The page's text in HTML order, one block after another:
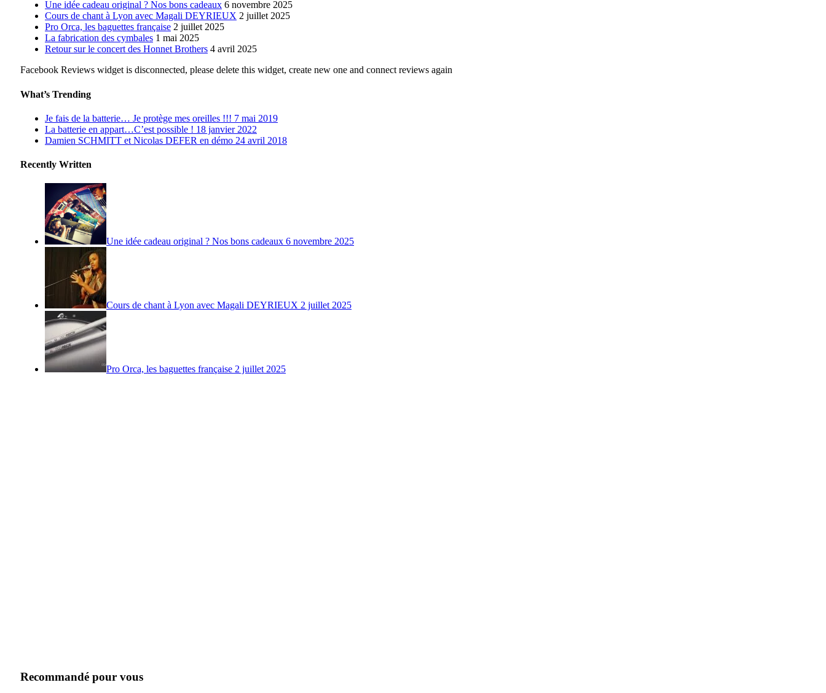
Une idée cadeau original ? Nos bons cadeaux 6 novembre 2025
Cours de chant à Lyon avec Magali DEYRIEUX 2 juillet 2025
Pro Orca, les baguettes française 2 juillet 2025
La fabrication des cymbales 1 mai 2025
Retour sur le concert des Honnet Brothers 4 avril 2025
Facebook Reviews widget is disconnected, please delete this widget, create new one and connect reviews again
What’s Trending
Je fais de la batterie… Je protège mes oreilles !!! 7 mai 2019
La batterie en appart…C’est possible ! 18 janvier 2022
Damien SCHMITT et Nicolas DEFER en démo 24 avril 2018
Recently Written
Une idée cadeau original ? Nos bons cadeaux 6 novembre 2025
Cours de chant à Lyon avec Magali DEYRIEUX 2 juillet 2025
Pro Orca, les baguettes française 2 juillet 2025
Recommandé pour vous